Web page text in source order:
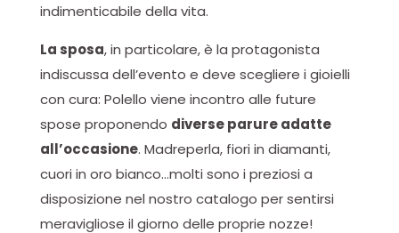
indimenticabile della vita.
La sposa, in particolare, è la protagonista
indiscussa dell’evento e deve scegliere i gioielli
con cura: Polello viene incontro alle future
spose proponendo diverse parure adatte
all’occasione. Madreperla, fiori in diamanti,
cuori in oro bianco…molti sono i preziosi a
disposizione nel nostro catalogo per sentirsi
meravigliose il giorno delle proprie nozze!